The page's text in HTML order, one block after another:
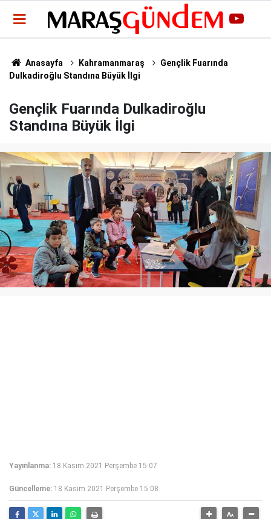
Anasayfa Kahramanmaraş
Gençlik Fuarında
Dulkadiroğlu Standına Büyük İlgi
Gençlik Fuarında Dulkadiroğlu
Standına Büyük İlgi
Yayınlanma: 18 Kasım 2021 Perşembe 15:07
Güncelleme: 18 Kasım 2021 Perşembe 15:08